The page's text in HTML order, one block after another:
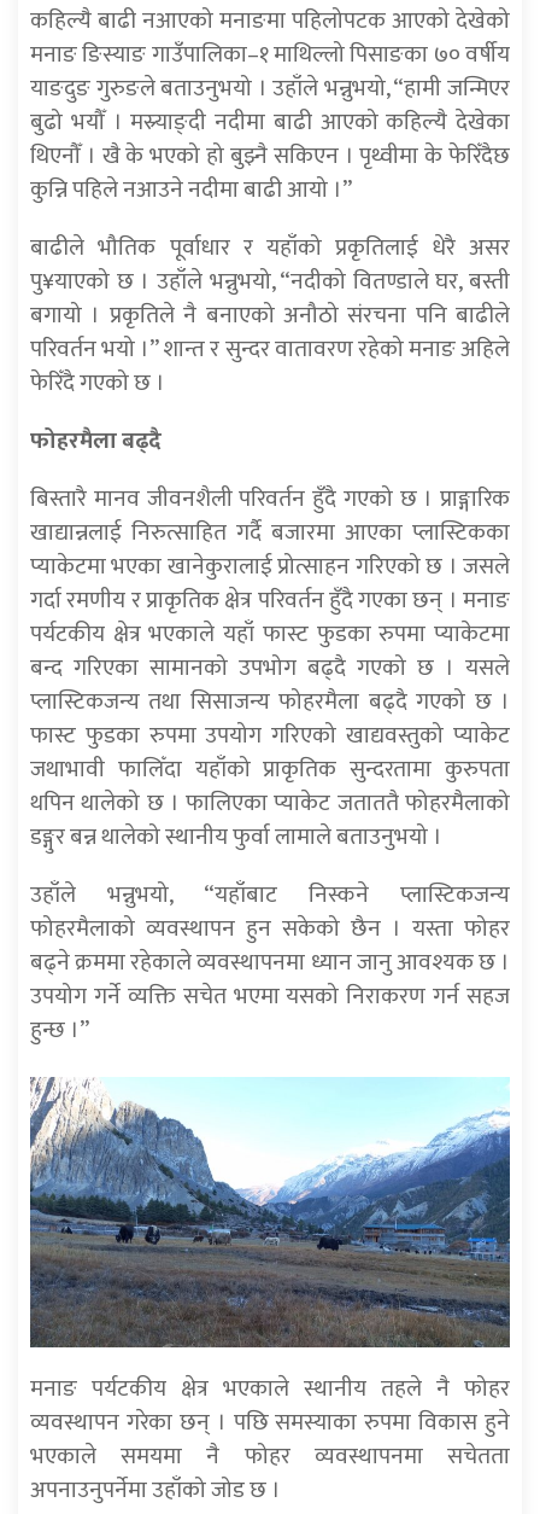
कहिल्यै बाढी नआएको मनाङमा पहिलोपटक आएको देखेको
मनाङ ङिस्याङ गाउँपालिका–१ माथिल्लो पिसाङका ७० वर्षीय
याङदुङ गुरुङले बताउनुभयो । उहाँले भन्नुभयो, “हामी जन्मिएर
बुढो भयौँ । मस्र्याङ्दी नदीमा बाढी आएको कहिल्यै देखेका
थिएनौँ । खै के भएको हो बुझ्नै सकिएन । पृथ्वीमा के फेरिँदैछ
कुन्नि पहिले नआउने नदीमा बाढी आयो ।”
बाढीले भौतिक पूर्वाधार र यहाँको प्रकृतिलाई धेरै असर
पु¥याएको छ । उहाँले भन्नुभयो, “नदीको वितण्डाले घर, बस्ती
बगायो । प्रकृतिले नै बनाएको अनौठो संरचना पनि बाढीले
परिवर्तन भयो ।” शान्त र सुन्दर वातावरण रहेको मनाङ अहिले
फेरिँदै गएको छ ।
फोहरमैला बढ्दै
बिस्तारै मानव जीवनशैली परिवर्तन हुँदै गएको छ । प्राङ्गारिक
खाद्यान्नलाई निरुत्साहित गर्दै बजारमा आएका प्लास्टिकका
प्याकेटमा भएका खानेकुरालाई प्रोत्साहन गरिएको छ । जसले
गर्दा रमणीय र प्राकृतिक क्षेत्र परिवर्तन हुँदै गएका छन् । मनाङ
पर्यटकीय क्षेत्र भएकाले यहाँ फास्ट फुडका रुपमा प्याकेटमा
बन्द गरिएका सामानको उपभोग बढ्दै गएको छ । यसले
प्लास्टिकजन्य तथा सिसाजन्य फोहरमैला बढ्दै गएको छ ।
फास्ट फुडका रुपमा उपयोग गरिएको खाद्यवस्तुको प्याकेट
जथाभावी फालिँदा यहाँको प्राकृतिक सुन्दरतामा कुरुपता
थपिन थालेको छ । फालिएका प्याकेट जताततै फोहरमैलाको
डङ्गुर बन्न थालेको स्थानीय फुर्वा लामाले बताउनुभयो ।
उहाँले भन्नुभयो, “यहाँबाट निस्कने प्लास्टिकजन्य
फोहरमैलाको व्यवस्थापन हुन सकेको छैन । यस्ता फोहर
बढ्ने क्रममा रहेकाले व्यवस्थापनमा ध्यान जानु आवश्यक छ ।
उपयोग गर्ने व्यक्ति सचेत भएमा यसको निराकरण गर्न सहज
हुन्छ ।”
मनाङ पर्यटकीय क्षेत्र भएकाले स्थानीय तहले नै फोहर
व्यवस्थापन गरेका छन् । पछि समस्याका रुपमा विकास हुने
भएकाले समयमा नै फोहर व्यवस्थापनमा सचेतता
अपनाउनुपर्नेमा उहाँको जोड छ ।